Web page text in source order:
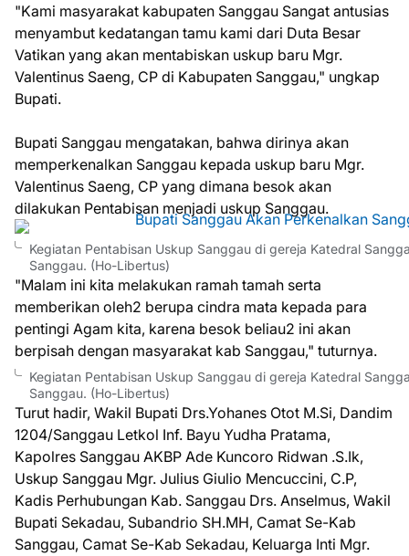
"Kami masyarakat kabupaten Sanggau Sangat antusias
menyambut kedatangan tamu kami dari Duta Besar
Vatikan yang akan mentabiskan uskup baru Mgr.
Valentinus Saeng, CP di Kabupaten Sanggau," ungkap
Bupati.
Bupati Sanggau mengatakan, bahwa dirinya akan
memperkenalkan Sanggau kepada uskup baru Mgr.
Valentinus Saeng, CP yang dimana besok akan
dilakukan Pentabisan menjadi uskup Sanggau.
Kegiatan Pentabisan Uskup Sanggau di gereja Katedral
Sanggau. (Ho-Libertus)
"Malam ini kita melakukan ramah tamah serta
memberikan oleh2 berupa cindra mata kepada para
pentingi Agam kita, karena besok beliau2 ini akan
berpisah dengan masyarakat kab Sanggau," tuturnya.
Kegiatan Pentabisan Uskup Sanggau di gereja Katedral
Sanggau. (Ho-Libertus)
Turut hadir, Wakil Bupati Drs.Yohanes Otot M.Si, Dandim
1204/Sanggau Letkol Inf. Bayu Yudha Pratama,
Kapolres Sanggau AKBP Ade Kuncoro Ridwan .S.Ik,
Uskup Sanggau Mgr. Julius Giulio Mencuccini, C.P,
Kadis Perhubungan Kab. Sanggau Drs. Anselmus, Wakil
Bupati Sekadau, Subandrio SH.MH, Camat Se-Kab
Sanggau, Camat Se-Kab Sekadau, Keluarga Inti Mgr.